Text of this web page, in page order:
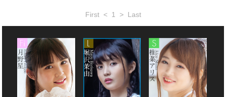
First < 1 > Last